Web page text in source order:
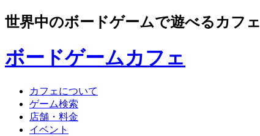
世界中のボードゲームで遊べるカフェ
ボードゲームカフェ
カフェについて
ゲーム検索
店舗・料金
イベント